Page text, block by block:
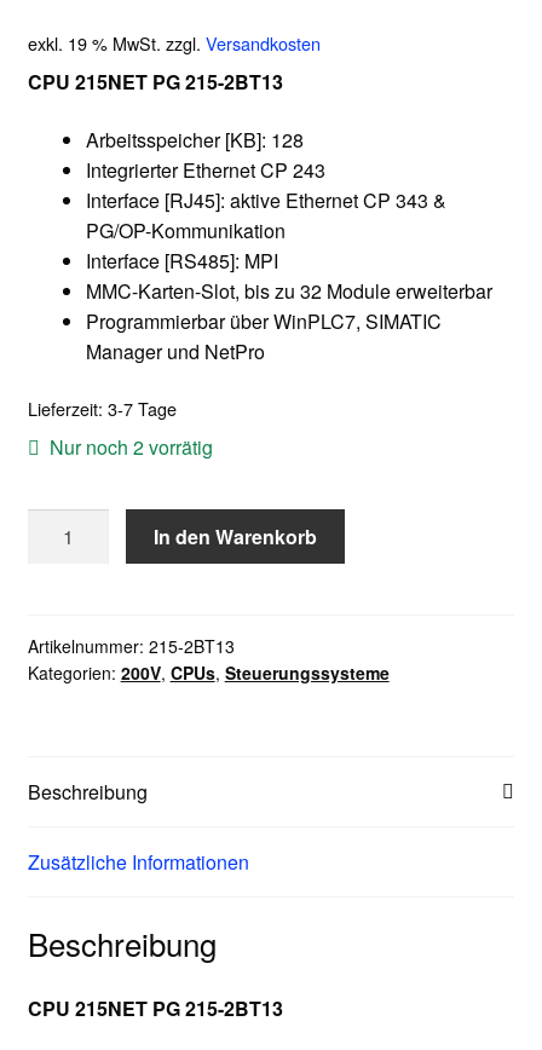
exkl. 19 % MwSt. zzgl. Versandkosten
CPU 215NET PG 215-2BT13
Arbeitsspeicher [KB]: 128
Integrierter Ethernet CP 243
Interface [RJ45]: aktive Ethernet CP 343 &
PG/OP-Kommunikation
Interface [RS485]: MPI
MMC-Karten-Slot, bis zu 32 Module erweiterbar
Programmierbar über WinPLC7, SIMATIC
Manager und NetPro
Lieferzeit: 3-7 Tage
Nur noch 2 vorrätig
In den Warenkorb
Artikelnummer: 215-2BT13
Kategorien: 200V, CPUs, Steuerungssysteme
Beschreibung
Zusätzliche Informationen
Beschreibung
CPU 215NET PG 215-2BT13